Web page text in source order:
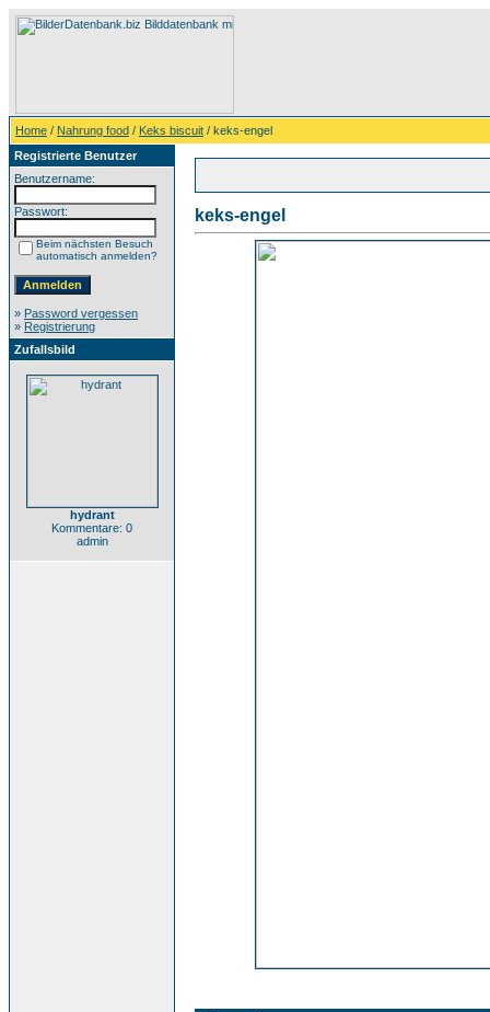
Home / Nahrung food / Keks biscuit / keks-engel
Registrierte Benutzer
Benutzername:
Passwort:
Beim nächsten Besuch
automatisch anmelden?
» Password vergessen
» Registrierung
Zufallsbild
hydrant
Kommentare: 0
admin
keks-engel